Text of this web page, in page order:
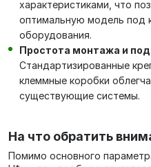
характеристиками, что
оптимальную модель под
оборудования.
Простота монтажа и
Стандартизированные
клеммные коробки
существующие системы.
На что обратить
Помимо основного